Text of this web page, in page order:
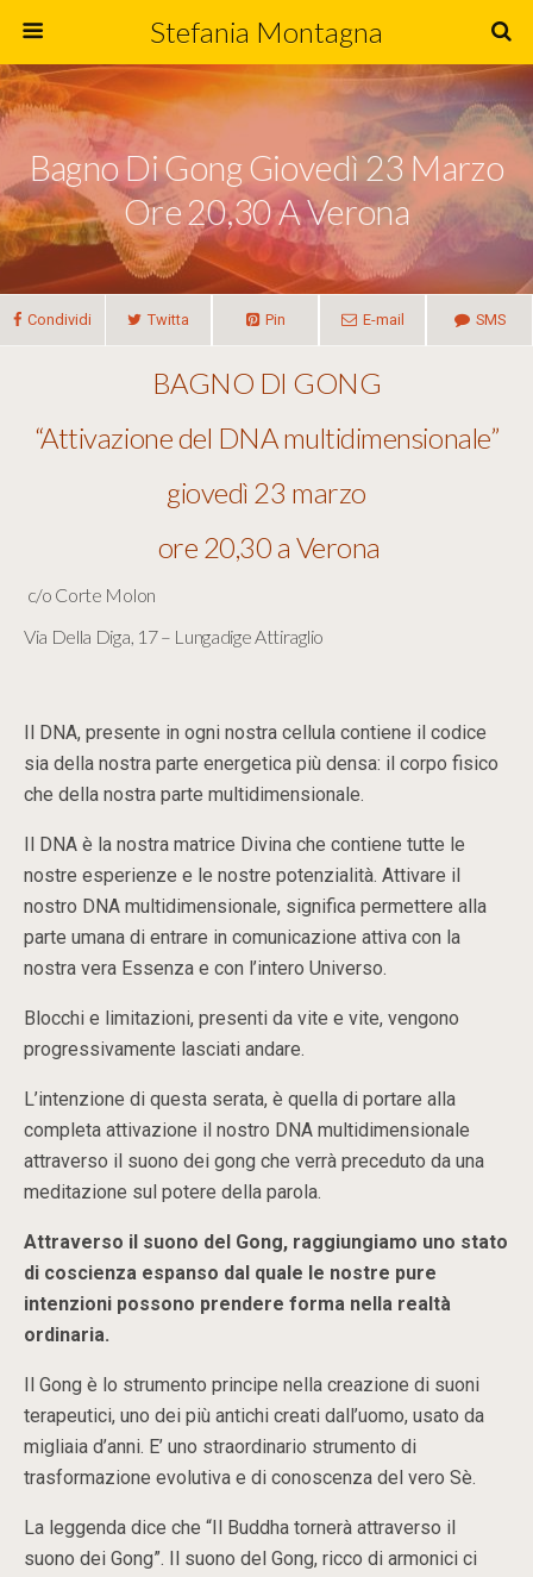
Stefania Montagna
Bagno Di Gong Giovedì 23 Marzo
Ore 20,30 A Verona
Condividi Twitta Pin E-mail SMS
BAGNO DI GONG
“Attivazione del DNA multidimensionale”
giovedì 23 marzo
ore 20,30 a Verona
c/o Corte Molon
Via Della Diga, 17 – Lungadige Attiraglio
Il DNA, presente in ogni nostra cellula contiene il codice
sia della nostra parte energetica più densa: il corpo fisico
che della nostra parte multidimensionale.
Il DNA è la nostra matrice Divina che contiene tutte le
nostre esperienze e le nostre potenzialità. Attivare il
nostro DNA multidimensionale, significa permettere alla
parte umana di entrare in comunicazione attiva con la
nostra vera Essenza e con l’intero Universo.
Blocchi e limitazioni, presenti da vite e vite, vengono
progressivamente lasciati andare.
L’intenzione di questa serata, è quella di portare alla
completa attivazione il nostro DNA multidimensionale
attraverso il suono dei gong che verrà preceduto da una
meditazione sul potere della parola.
Attraverso il suono del Gong, raggiungiamo uno stato
di coscienza espanso dal quale le nostre pure
intenzioni possono prendere forma nella realtà
ordinaria.
Il Gong è lo strumento principe nella creazione di suoni
terapeutici, uno dei più antichi creati dall’uomo, usato da
migliaia d’anni. E’ uno straordinario strumento di
trasformazione evolutiva e di conoscenza del vero Sè.
La leggenda dice che “Il Buddha tornerà attraverso il
suono dei Gong”. Il suono del Gong, ricco di armonici ci